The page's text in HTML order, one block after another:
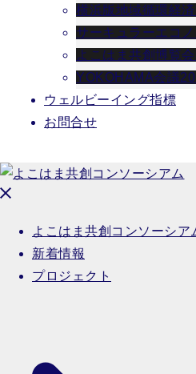
横浜版地域循環経
サーキュラーエコ
よこはま共創博覧
YOKOHAMA会議
ウェルビーイング指標
お問合せ
よこはま共創コンソーシア
新着情報
プロジェクト